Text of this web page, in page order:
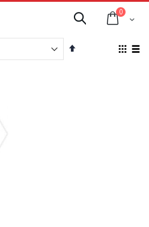
Cart
0
Αναζήτηση
Φθίνουσα